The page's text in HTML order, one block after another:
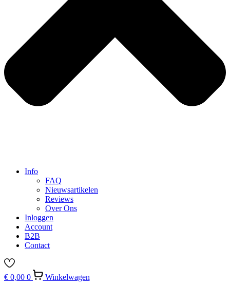
Info
FAQ
Nieuwsartikelen
Reviews
Over Ons
Inloggen
Account
B2B
Contact
€ 0,00 0
Winkelwagen